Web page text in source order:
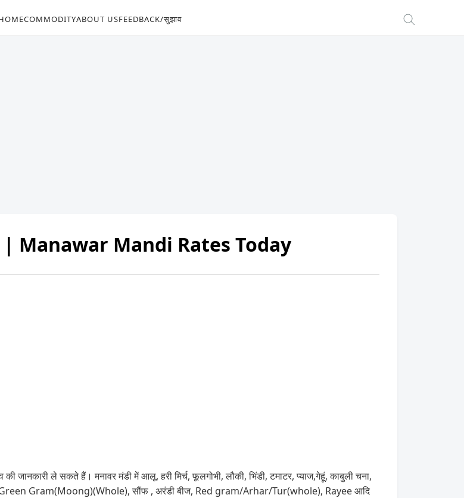
COMMODITYABOUT USFEEDBACK/सुझाव
| Manawar Mandi Rates Today
जानकारी ले सकते हैं। मनावर मंडी में आलू, हरी मिर्च, फूलगोभी, लौकी, भिंडी, टमाटर, प्याज,गेहूं, काबुली चना,
Green Gram(Moong)(Whole), सौंफ , अरंडी बीज, Red gram/Arhar/Tur(whole), Rayee आदि